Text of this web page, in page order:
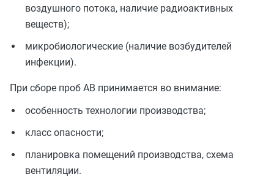
воздушного потока, наличие радиоактивных
веществ);
микробиологические (наличие возбудителей
инфекции).
При сборе проб АВ принимается во внимание:
особенность технологии производства;
класс опасности;
планировка помещений производства, схема
вентиляции.